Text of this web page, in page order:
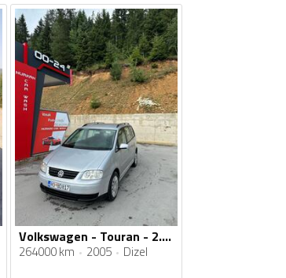
Volkswagen - Touran - 2.0tdi
264000 km 2005 Dizel